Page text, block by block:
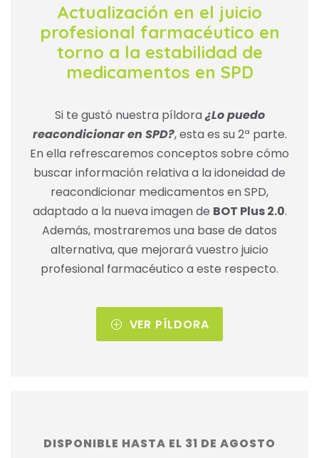
Actualización en el juicio
profesional farmacéutico en
torno a la estabilidad de
medicamentos en SPD
Si te gustó nuestra píldora¿Lo puedo
reacondicionar en SPD?, esta es su 2ª parte.
En ella refrescaremos conceptos sobre cómo
buscar información relativa a la idoneidad de
reacondicionar medicamentos en SPD,
adaptado a la nueva imagen de BOT Plus 2.0.
Además, mostraremos una base de datos
alternativa, que mejorará vuestro juicio
profesional farmacéutico a este respecto.
VER PÍLDORA
DISPONIBLE HASTA EL 31 DE AGOSTO